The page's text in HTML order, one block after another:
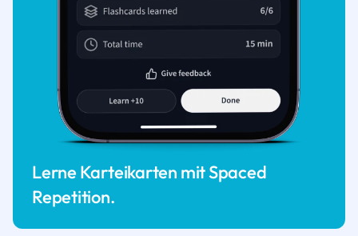
Lerne Karteikarten mit Spaced
Repetition.